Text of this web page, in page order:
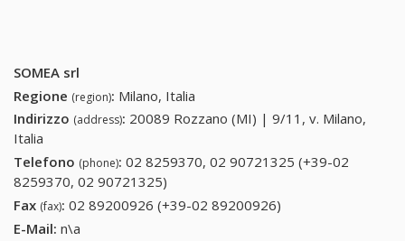
SOMEA srl
Regione (region): Milano, Italia
Indirizzo (address): 20089 Rozzano (MI) | 9/11, v. Milano,
Italia
Telefono (phone): 02 8259370, 02 90721325 (+39-02
8259370, 02 90721325)
8259370, 02 90721325)
Fax (fax): 02 89200926 (+39-02 89200926)
E-Mail: n\a